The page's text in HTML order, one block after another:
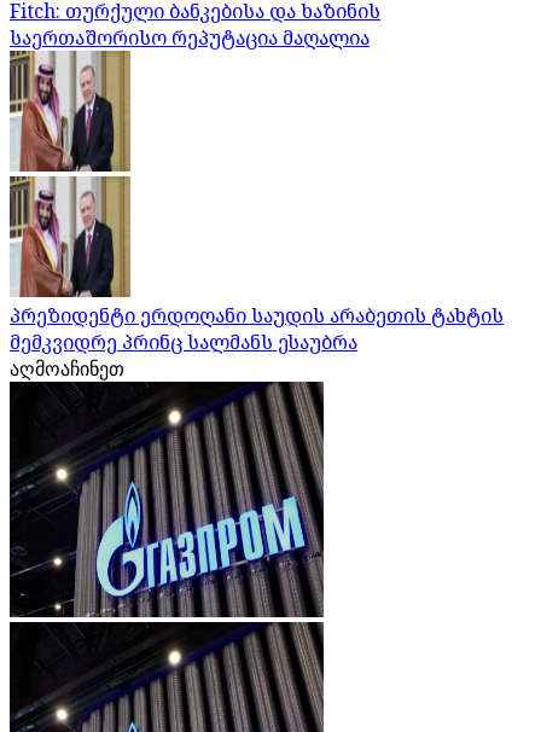
Fitch: თურქული ბანკებისა და ხაზინის
საერთაშორისო რეპუტაცია მაღალია
პრეზიდენტი ერდოღანი საუდის არაბეთის ტახტის
მემკვიდრე პრინც სალმანს ესაუბრა
აღმოაჩინეთ